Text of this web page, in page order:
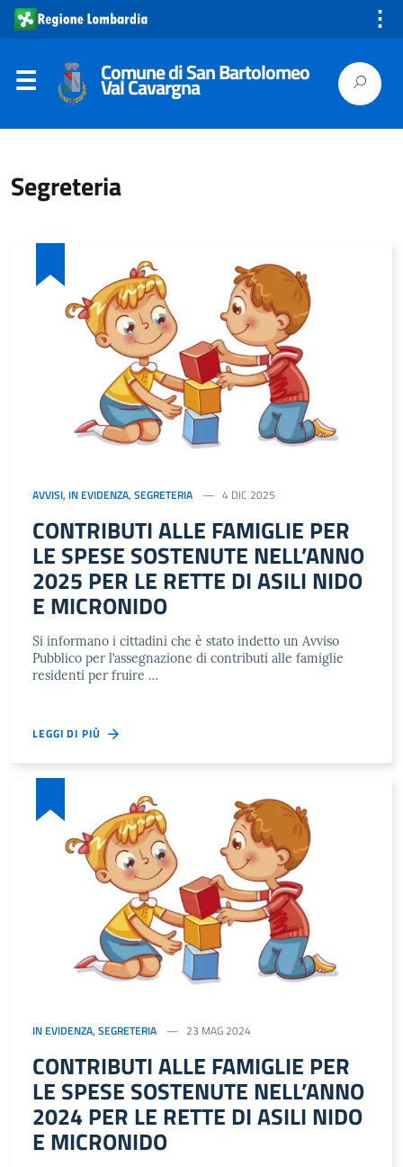
⋮
Comune di San Bartolomeo
Val Cavargna
Segreteria
AVVISI, IN EVIDENZA, SEGRETERIA 4 DIC 2025
CONTRIBUTI ALLE FAMIGLIE PER
LE SPESE SOSTENUTE NELL’ANNO
2025 PER LE RETTE DI ASILI NIDO
E MICRONIDO
Si informano i cittadini che è stato indetto un Avviso
Pubblico per l’assegnazione di contributi alle famiglie
residenti per fruire …
LEGGI DI PIÙ
IN EVIDENZA, SEGRETERIA 23 MAG 2024
CONTRIBUTI ALLE FAMIGLIE PER
LE SPESE SOSTENUTE NELL’ANNO
2024 PER LE RETTE DI ASILI NIDO
E MICRONIDO